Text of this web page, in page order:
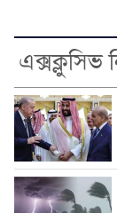
এক্সক্লুসিভ